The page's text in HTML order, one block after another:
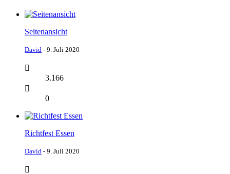
Seitenansicht
David - 9. Juli 2020
3.166
0
Richtfest Essen
David - 9. Juli 2020